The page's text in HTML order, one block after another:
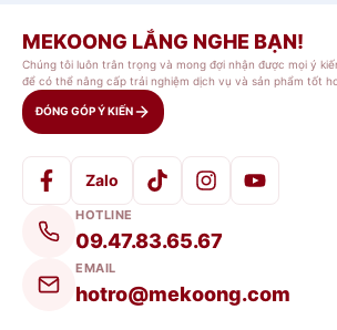
MEKOONG LẮNG NGHE BẠN!
Chúng tôi luôn trân trọng và mong đợi nhận được mọi ý
để có thể nâng cấp trải nghiệm dịch vụ và sản phẩm tốt
ĐÓNG GÓP Ý KIẾN
Zalo
HOTLINE
09.47.83.65.67
EMAIL
hotro@mekoong.com